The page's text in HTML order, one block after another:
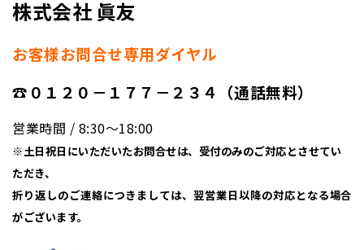
株式会社 眞友
お客様お問合せ専用ダイヤル
☎０１２０－１７７－２３４（通話無料）
営業時間 / 8:30〜18:00
※土日祝日にいただいたお問合せは、受付のみのご対応とさせてい
ただき、
折り返しのご連絡につきましては、翌営業日以降の対応となる場合
がございます。